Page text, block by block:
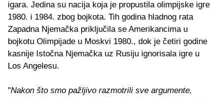
igara. Jedina su nacija koja je propustila olimpijske igre
1980. i 1984. zbog bojkota. Tih godina hladnog rata
Zapadna Njemačka priključila se Amerikancima u
bojkotu Olimpijade u Moskvi 1980., dok je četiri godine
kasnije Istočna Njemačka uz Rusiju ignorisala igre u
Los Angelesu.
"Nakon što smo pažljivo razmotrili sve argumente,